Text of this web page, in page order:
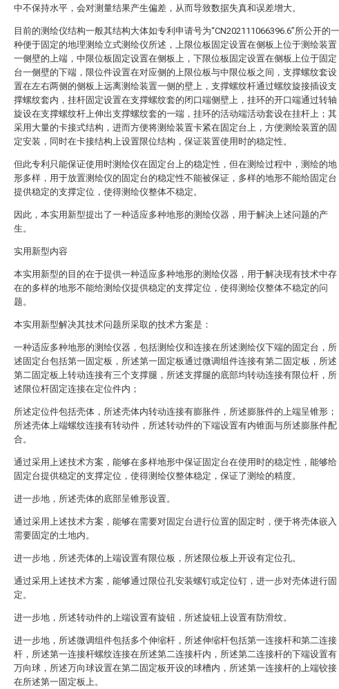
中不保持水平，会对测量结果产生偏差，从而导致数据失真和误差增大。
目前的测绘仪结构一般其结构大体如专利申请号为“CN202111066396.6”所公开的一
种便于固定的地理测绘立式测绘仪所述，上限位板固定设置在侧板上位于测绘装置
一侧壁的上端，中限位板固定设置在侧板上，下限位板固定设置在侧板上位于固定
台一侧壁的下端，限位件设置在对应侧的上限位板与中限位板之间，支撑螺纹套设
置在左右两侧的侧板上远离测绘装置一侧的壁上，支撑螺纹杆通过螺纹旋接插设支
撑螺纹套内，挂杆固定设置在支撑螺纹套的闭口端侧壁上，挂环的开口端通过转轴
旋设在支撑螺纹杆上伸出支撑螺纹套的一端，挂环的活动端活动套设在挂杆上；其
采用大量的卡接式结构，进而方便将测绘装置卡紧在固定台上，方便测绘装置的固
定安装，同时在卡接结构上设置限位结构，保证装置使用时的稳定性。
但此专利只能保证使用时测绘仪在固定台上的稳定性，但在测绘过程中，测绘的地
形多样，用于放置测绘仪的固定台的稳定性不能被保证，多样的地形不能给固定台
提供稳定的支撑定位，使得测绘仪整体不稳定。
因此，本实用新型提出了一种适应多种地形的测绘仪器，用于解决上述问题的产
生。
实用新型内容
本实用新型的目的在于提供一种适应多种地形的测绘仪器，用于解决现有技术中存
在的多样的地形不能给测绘仪提供稳定的支撑定位，使得测绘仪整体不稳定的问
题。
本实用新型解决其技术问题所采取的技术方案是：
一种适应多种地形的测绘仪器，包括测绘仪和连接在所述测绘仪下端的固定台，所
述固定台包括第一固定板，所述第一固定板通过微调组件连接有第二固定板，所述
第二固定板上转动连接有三个支撑腿，所述支撑腿的底部均转动连接有限位杆，所
述限位杆固定连接在定位件内；
所述定位件包括壳体，所述壳体内转动连接有膨胀件，所述膨胀件的上端呈锥形；
所述壳体上端螺纹连接有转动件，所述转动件的下端设置有内锥面与所述膨胀件配
合。
通过采用上述技术方案，能够在多样地形中保证固定台在使用时的稳定性，能够给
固定台提供稳定的支撑定位，使得测绘仪整体稳定，保证了测绘的精度。
进一步地，所述壳体的底部呈锥形设置。
通过采用上述技术方案，能够在需要对固定台进行位置的固定时，便于将壳体嵌入
需要固定的土地内。
进一步地，所述壳体的上端设置有限位板，所述限位板上开设有定位孔。
通过采用上述技术方案，能够通过限位孔安装螺钉或定位钉，进一步对壳体进行固
定。
进一步地，所述转动件的上端设置有旋钮，所述旋钮上设置有防滑纹。
进一步地，所述微调组件包括多个伸缩杆，所述伸缩杆包括第一连接杆和第二连接
杆，所述第一连接杆螺纹连接在所述第二连接杆内，所述第二连接杆的下端设置有
万向球，所述万向球设置在第二固定板开设的球槽内，所述第一连接杆的上端铰接
在所述第一固定板上。